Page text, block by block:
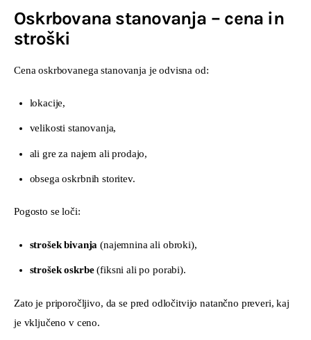
Oskrbovana stanovanja – cena in
stroški
Cena oskrbovanega stanovanja je odvisna od:
lokacije,
velikosti stanovanja,
ali gre za najem ali prodajo,
obsega oskrbnih storitev.
Pogosto se loči:
strošek bivanja (najemnina ali obroki),
strošek oskrbe(fiksni ali po porabi).
Zato je priporočljivo, da se pred odločitvijo natančno preveri, kaj
je vključeno v ceno.